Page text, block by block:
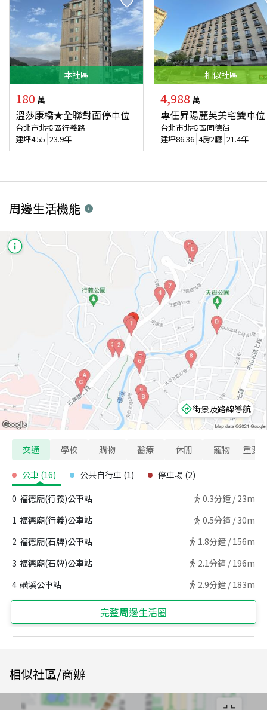
本社區
180 萬
溫莎康橋★全聯對面停車位
台北市北投區行義路
建坪4.55 23.9年
相似社區
4,988 萬
專任昇陽麗芙美宅雙車位
台北市北投區同德街
建坪86.36 4房2廳 21.4年
周邊生活機能
街景及路線導航
交通 學校 購物 醫療 休閒 寵物 重要
公車 (16) 公共自行車 (1) 停車場 (2)
0 福德廟(行義)公車站 0.3分鐘 / 23m
1 福德廟(行義)公車站 0.5分鐘 / 30m
2 福德廟(石牌)公車站 1.8分鐘 / 156m
3 福德廟(石牌)公車站 2.1分鐘 / 196m
4 磺溪公車站 2.9分鐘 / 183m
完整周邊生活圈
相似社區/商辦